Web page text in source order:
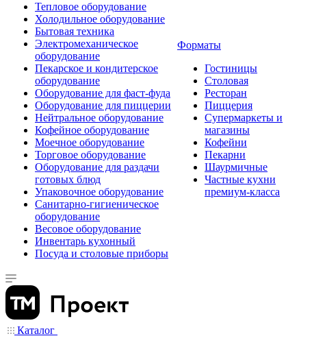
Тепловое оборудование
Холодильное оборудование
Бытовая техника
Электромеханическое
оборудование
Пекарское и кондитерское
оборудование
Оборудование для фаст-фуда
Оборудование для пиццерии
Нейтральное оборудование
Кофейное оборудование
Моечное оборудование
Торговое оборудование
Оборудование для раздачи
готовых блюд
Упаковочное оборудование
Санитарно-гигиеническое
оборудование
Весовое оборудование
Инвентарь кухонный
Посуда и столовые приборы
Форматы
Гостиницы
Столовая
Ресторан
Пиццерия
Супермаркеты и
магазины
Кофейни
Пекарни
Шаурмичные
Частные кухни
премиум-класса
Каталог